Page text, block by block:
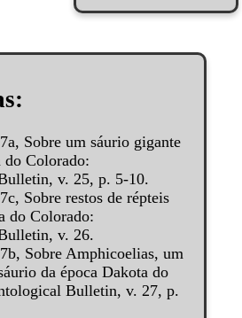
Sobre um sáurio gigante
do Colorado:
v. 25, p. 5-10.
Sobre restos de répteis
do Colorado:
v. 26.
Sobre Amphicoelias, um
da época Dakota do
Bulletin, v. 27, p.